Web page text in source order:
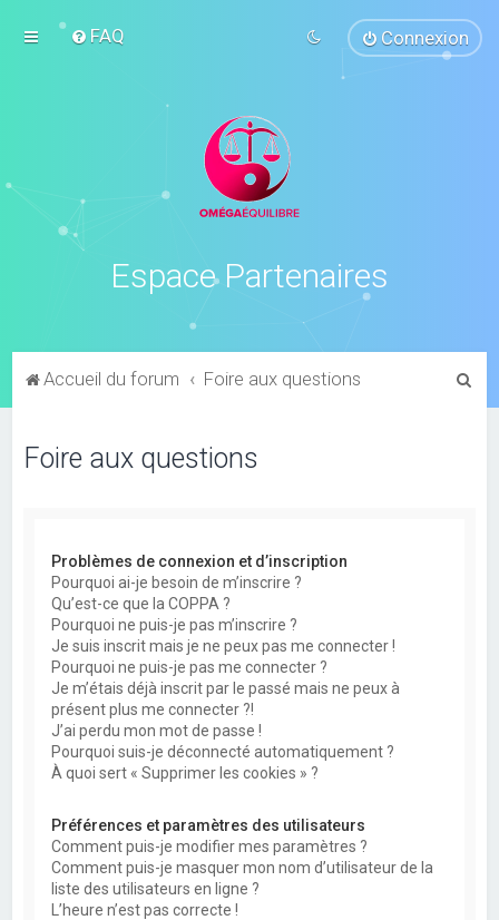
FAQ Connexion
Espace Partenaires
Accueil du forum Foire aux questions
Foire aux questions
Problèmes de connexion et d’inscription
Pourquoi ai-je besoin de m’inscrire ?
Qu’est-ce que la COPPA ?
Pourquoi ne puis-je pas m’inscrire ?
Je suis inscrit mais je ne peux pas me connecter !
Pourquoi ne puis-je pas me connecter ?
Je m’étais déjà inscrit par le passé mais ne peux à
présent plus me connecter ?!
J’ai perdu mon mot de passe !
Pourquoi suis-je déconnecté automatiquement ?
À quoi sert « Supprimer les cookies » ?
Préférences et paramètres des utilisateurs
Comment puis-je modifier mes paramètres ?
Comment puis-je masquer mon nom d’utilisateur de la
liste des utilisateurs en ligne ?
L’heure n’est pas correcte !